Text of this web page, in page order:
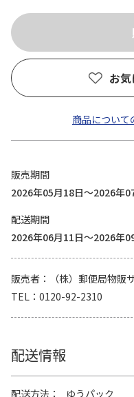
お
商品について
販売期間
2026年05月18日～2026年
配送期間
2026年06月11日～2026年
販売者
（株）郵便局物販
TEL
0120-92-2310
配送情報
配送方法
ゆうパック